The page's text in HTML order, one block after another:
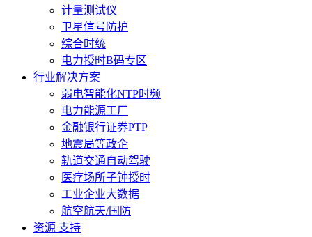
计量测试仪
卫星信号防护
综合时统
电力授时B码专区
行业解决方案
弱电智能化NTP时频
电力能源工厂
金融银行证券PTP
地震局等政企
轨道交通自动驾驶
医疗场所子钟授时
工业企业大数据
航空航天/国防
资源 支持